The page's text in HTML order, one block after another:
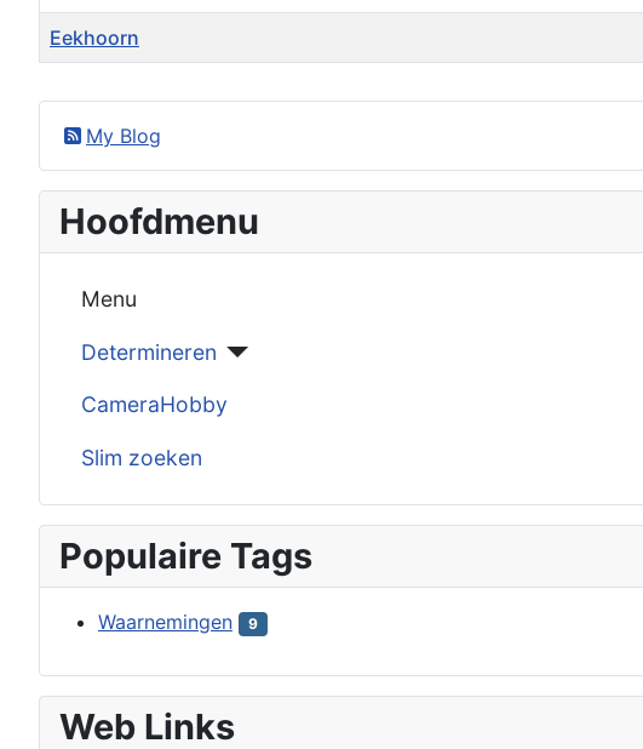
Eekhoorn
My Blog
Hoofdmenu
Menu
Determineren
CameraHobby
Slim zoeken
Populaire Tags
Waarnemingen 9
Web Links